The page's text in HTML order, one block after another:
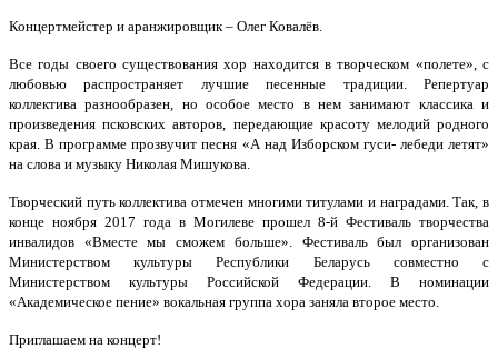
Концертмейстер и аранжировщик – Олег Ковалёв.
Все годы своего существования хор находится в творческом «полете», с
любовью распространяет лучшие песенные традиции. Репертуар
коллектива разнообразен, но особое место в нем занимают классика и
произведения псковских авторов, передающие красоту мелодий родного
края. В программе прозвучит песня «А над Изборском гуси- лебеди летят»
на слова и музыку Николая Мишукова.
Творческий путь коллектива отмечен многими титулами и наградами. Так, в
конце ноября 2017 года в Могилеве прошел 8-й Фестиваль творчества
инвалидов «Вместе мы сможем больше». Фестиваль был организован
Министерством культуры Республики Беларусь совместно с
Министерством культуры Российской Федерации. В номинации
«Академическое пение» вокальная группа хора заняла второе место.
Приглашаем на концерт!